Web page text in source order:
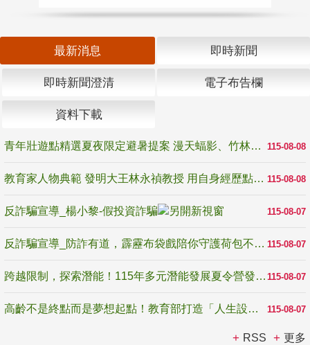
最新消息 即時新聞
即時新聞澄清 電子布告欄
資料下載
115-08-08
青年壯遊點精選夏夜限定避暑提案 漫天蝠影、竹林尋蛙、茶香夜觀 邀青年暮色出發
115-08-08
教育家人物典範 發明大王林永禎教授 用自身經歷點亮學生的路
115-08-07
反詐騙宣導_楊小黎-假投資詐騙
115-08-07
反詐騙宣導_防詐有道，霹靂布袋戲陪你守護荷包不受騙
115-08-07
跨越限制，探索潛能！115年多元潛能發展夏令營發掘生命無限可能
115-08-07
高齡不是終點而是夢想起點！教育部打造「人生設計夢工場」 參展第3屆高齡健康產業博覽會
RSS 更多